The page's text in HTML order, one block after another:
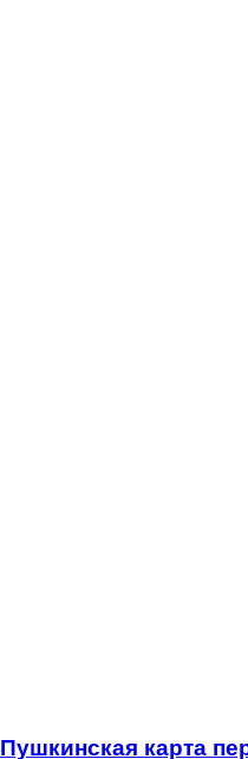
Пушкинская карта